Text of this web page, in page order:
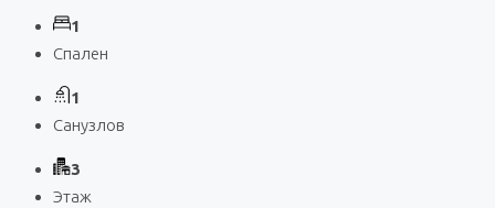
1
Спален
1
Санузлов
3
Этаж